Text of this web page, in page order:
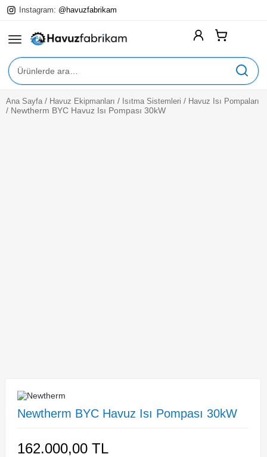
Instagram: @havuzfabrikam
Ara:
Yüzme Havuzları
Ana Sayfa / Havuz Ekipmanları / Isıtma Sistemleri / Havuz Isı Pompaları
/ Newtherm BYC Havuz Isı Pompası 30kW
Newtherm BYC Havuz Isı Pompası 30kW
162.000,00 TL